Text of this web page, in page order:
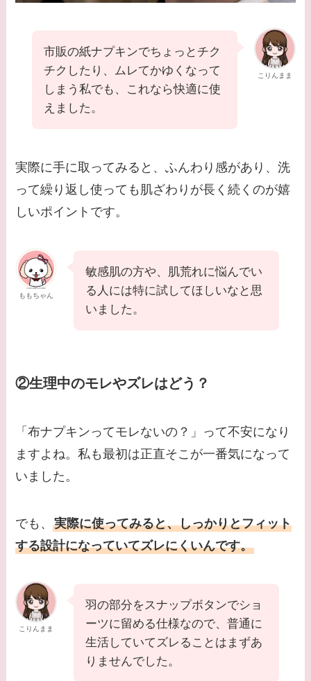
こりんまま
市販の紙ナプキンでちょっとチク
チクしたり、ムレてかゆくなって
しまう私でも、これなら快適に使
えました。
実際に手に取ってみると、ふんわり感があり、洗
って繰り返し使っても肌ざわりが長く続くのが嬉
しいポイントです。
ももちゃん
敏感肌の方や、肌荒れに悩んでい
る人には特に試してほしいなと思
いました。
②生理中のモレやズレはどう？
「布ナプキンってモレないの？」って不安になり
ますよね。私も最初は正直そこが一番気になって
いました。
でも、実際に使ってみると、しっかりとフィット
する設計になっていてズレにくいんです。
こりんまま
羽の部分をスナップボタンでショ
ーツに留める仕様なので、普通に
生活していてズレることはまずあ
りませんでした。